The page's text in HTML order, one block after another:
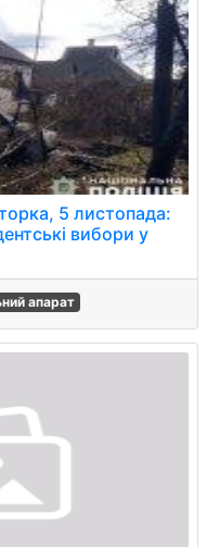
5 листопада:
вибори у
апарат